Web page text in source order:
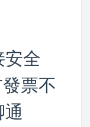
安全
票不